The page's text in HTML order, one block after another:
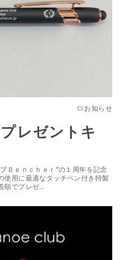
お知らせ
レゼントキ
Ｂｅｎｃｈｅｒ”の１周年を記念
使用に最適なタッチペン付き特製
順でプレゼ…